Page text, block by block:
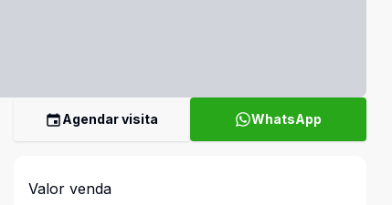
Agendar visita WhatsApp
Valor venda